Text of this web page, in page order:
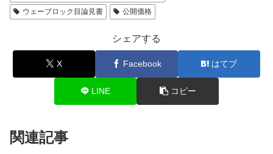
ウェーブロック目論見書
公開価格
シェアする
X Facebook はてブ
LINE コピー
関連記事